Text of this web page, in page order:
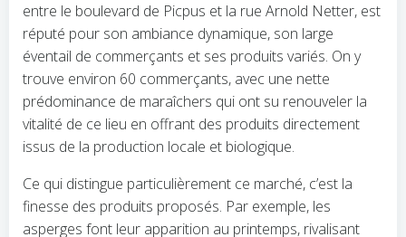
entre le boulevard de Picpus et la rue Arnold Netter, est
réputé pour son ambiance dynamique, son large
éventail de commerçants et ses produits variés. On y
trouve environ 60 commerçants, avec une nette
prédominance de maraîchers qui ont su renouveler la
vitalité de ce lieu en offrant des produits directement
issus de la production locale et biologique.
Ce qui distingue particulièrement ce marché, c’est la
finesse des produits proposés. Par exemple, les
asperges font leur apparition au printemps, rivalisant